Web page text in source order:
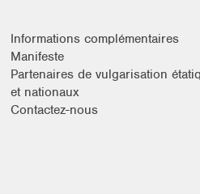
Informations complémentaires
Manifeste
Partenaires de vulgarisation
et nationaux
Contactez-nous